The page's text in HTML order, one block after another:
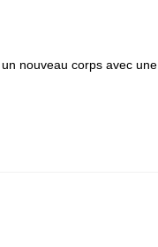
nouveau corps avec une